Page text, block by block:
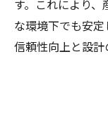
す。これにより
な環境下でも安
信頼性向上と設計